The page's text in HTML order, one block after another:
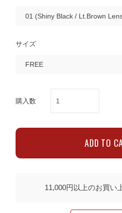
サイズ
購入数
11,000円以上のお買い